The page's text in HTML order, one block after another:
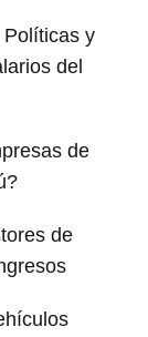
y
del
de
de